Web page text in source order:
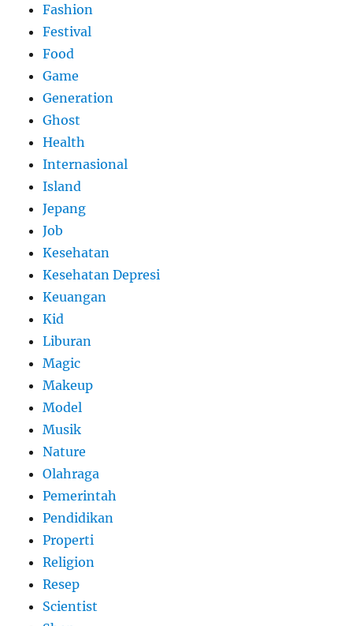
Fashion
Festival
Food
Game
Generation
Ghost
Health
Internasional
Island
Jepang
Job
Kesehatan
Kesehatan Depresi
Keuangan
Kid
Liburan
Magic
Makeup
Model
Musik
Nature
Olahraga
Pemerintah
Pendidikan
Properti
Religion
Resep
Scientist